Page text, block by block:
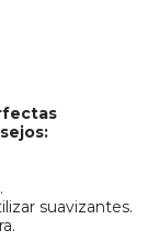
suavizantes.